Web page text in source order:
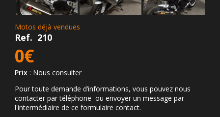
Motos déjà vendues
Ref. 210
0€
Prix : Nous consulter
Pour toute demande d’informations, vous pouvez nous
contacter par téléphone ou envoyer un message par
l'intermédiaire de ce formulaire contact.